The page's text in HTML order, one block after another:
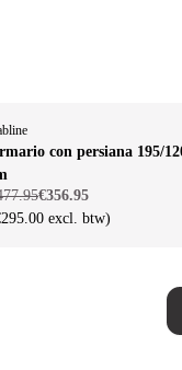
con persiana 195/
€356.95
excl. btw)